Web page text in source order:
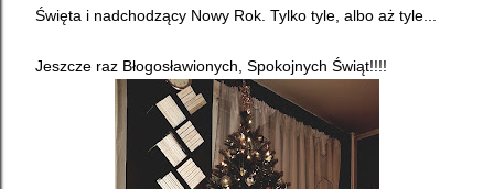
Święta i nadchodzący Nowy Rok. Tylko tyle, albo aż tyle...
Jeszcze raz Błogosławionych, Spokojnych Świąt!!!!